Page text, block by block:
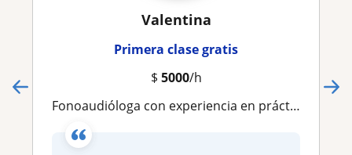
Valentina
Primera clase gratis
$ 5000/h
Fonoaudióloga con experiencia en prácticas educativas para dar consejerías en diferentes técnicas de estudio y como aplicarlas